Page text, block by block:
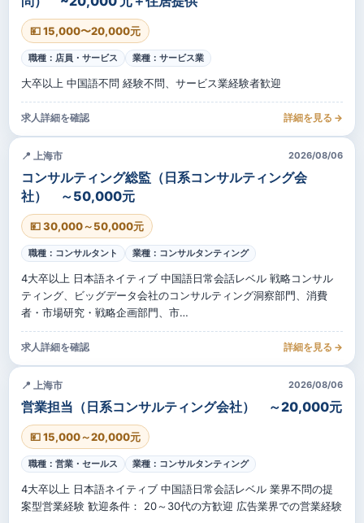
💴 15,000〜20,000元
職種：店員・サービス 業種：サービス業
大卒以上 中国語不問 経験不問、サービス業経験者歓迎
求人詳細を確認 詳細を見る →
📍 上海市 2026/08/06
コンサルティング総監（日系コンサルティング会
社） ～50,000元
💴 30,000～50,000元
職種：コンサルタント 業種：コンサルタンティング
4大卒以上 日本語ネイティブ 中国語日常会話レベル 戦略コンサル
ティング、ビッグデータ会社のコンサルティング洞察部門、消費
者・市場研究・戦略企画部門、市…
求人詳細を確認 詳細を見る →
📍 上海市 2026/08/06
営業担当（日系コンサルティング会社） ～20,000元
💴 15,000～20,000元
職種：営業・セールス 業種：コンサルタンティング
4大卒以上 日本語ネイティブ 中国語日常会話レベル 業界不問の提
案型営業経験 歓迎条件： 20～30代の方歓迎 広告業界での営業経験